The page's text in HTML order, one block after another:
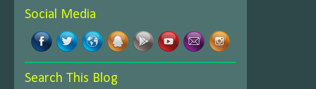
Social Media
Search This Blog